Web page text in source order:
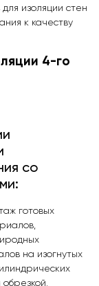
изоляции стен
к качеству
4-го
со
готовых
на изогнутых